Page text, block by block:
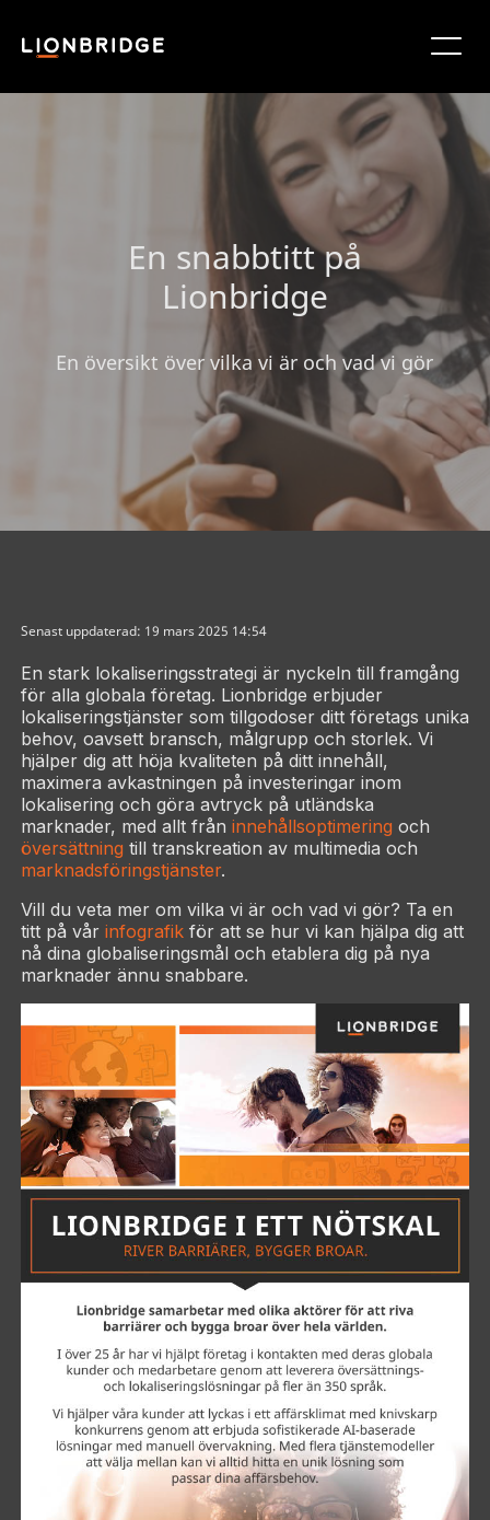
En snabbtitt på
Lionbridge
En översikt över vilka vi är och vad vi gör
Senast uppdaterad: 19 mars 2025 14:54
En stark lokaliseringsstrategi är nyckeln till framgång
för alla globala företag. Lionbridge erbjuder
lokaliseringstjänster som tillgodoser ditt företags unika
behov, oavsett bransch, målgrupp och storlek. Vi
hjälper dig att höja kvaliteten på ditt innehåll,
maximera avkastningen på investeringar inom
lokalisering och göra avtryck på utländska
marknader, med allt från innehållsoptimering och
översättning till transkreation av multimedia och
marknadsföringstjänster.
Vill du veta mer om vilka vi är och vad vi gör? Ta en
titt på vår infografikför att se hur vi kan hjälpa dig att
nå dina globaliseringsmål och etablera dig på nya
marknader ännu snabbare.